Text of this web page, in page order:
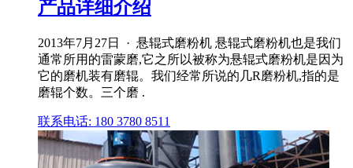
产品详细介绍
2013年7月27日 · 悬辊式磨粉机 悬辊式磨粉机也是我们
通常所用的雷蒙磨,它之所以被称为悬辊式磨粉机是因为
它的磨机装有磨辊。我们经常所说的几R磨粉机,指的是
磨辊个数。三个磨 .
联系电话: 180 3780 8511